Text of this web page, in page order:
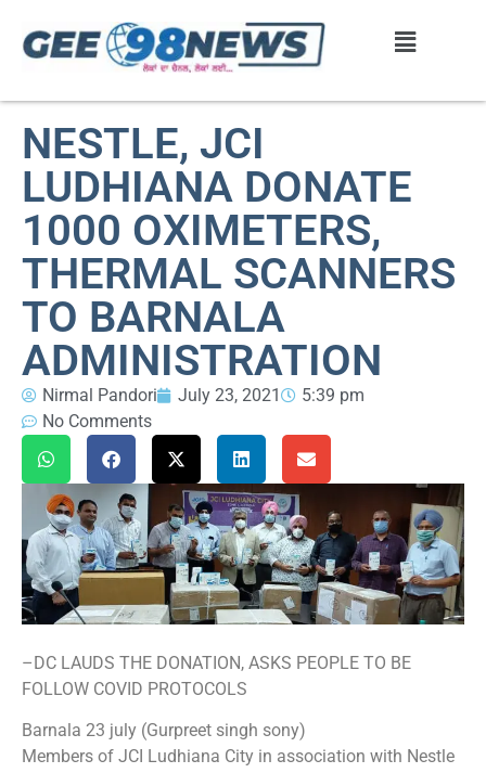
NESTLE, JCI
LUDHIANA DONATE
1000 OXIMETERS,
THERMAL SCANNERS
TO BARNALA
ADMINISTRATION
Nirmal Pandori July 23, 2021
5:39 pm
No Comments
–DC LAUDS THE DONATION, ASKS PEOPLE TO BE
FOLLOW COVID PROTOCOLS
Barnala 23 july (Gurpreet singh sony)
Members of JCI Ludhiana City in association with Nestle